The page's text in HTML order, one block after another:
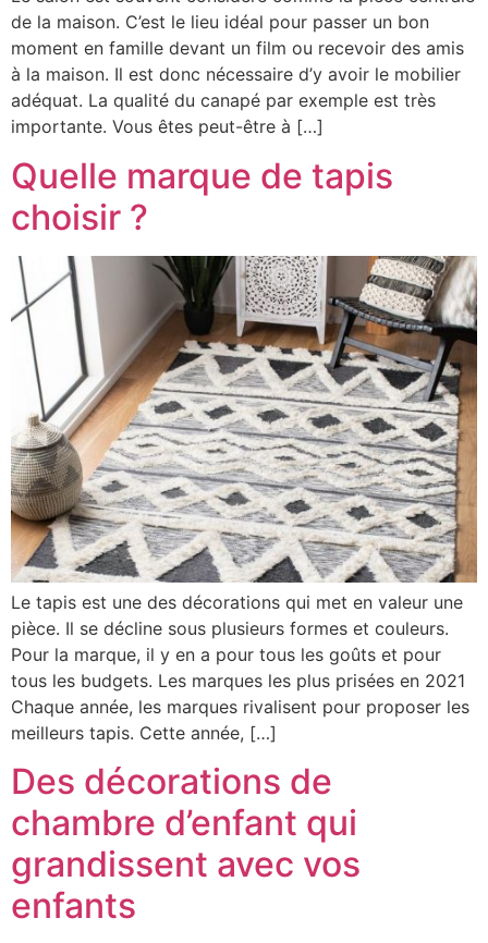
de la maison. C’est le lieu idéal pour passer un bon
moment en famille devant un film ou recevoir des amis
à la maison. Il est donc nécessaire d’y avoir le mobilier
adéquat. La qualité du canapé par exemple est très
importante. Vous êtes peut-être à […]
Quelle marque de tapis
choisir ?
Le tapis est une des décorations qui met en valeur une
pièce. Il se décline sous plusieurs formes et couleurs.
Pour la marque, il y en a pour tous les goûts et pour
tous les budgets. Les marques les plus prisées en 2021
Chaque année, les marques rivalisent pour proposer les
meilleurs tapis. Cette année, […]
Des décorations de
chambre d’enfant qui
grandissent avec vos
enfants